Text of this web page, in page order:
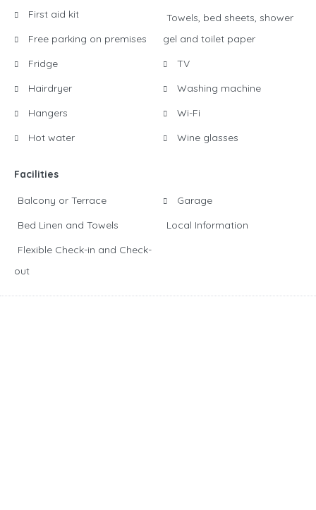
First aid kit
Free parking on premises
Fridge
Hairdryer
Hangers
Hot water
Towels, bed sheets, shower
gel and toilet paper
TV
Washing machine
Wi-Fi
Wine glasses
Facilities
Balcony or Terrace
Bed Linen and Towels
Flexible Check-in and Check-
out
Garage
Local Information